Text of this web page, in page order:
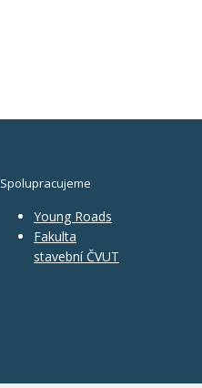
Spolupracujeme
Young Roads
Fakulta
stavební ČVUT